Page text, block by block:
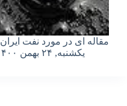
مقاله ای در مورد نفت ایران
یکشنبه, ۲۴ بهمن ۱۴۰۰ – ۱۱:۵۹